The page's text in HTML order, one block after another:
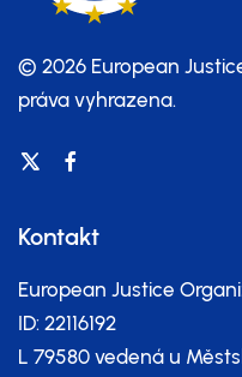
© 2026 European
práva vyhrazena.
Kontakt
European Justice
ID: 22116192
L 79580 vedená u